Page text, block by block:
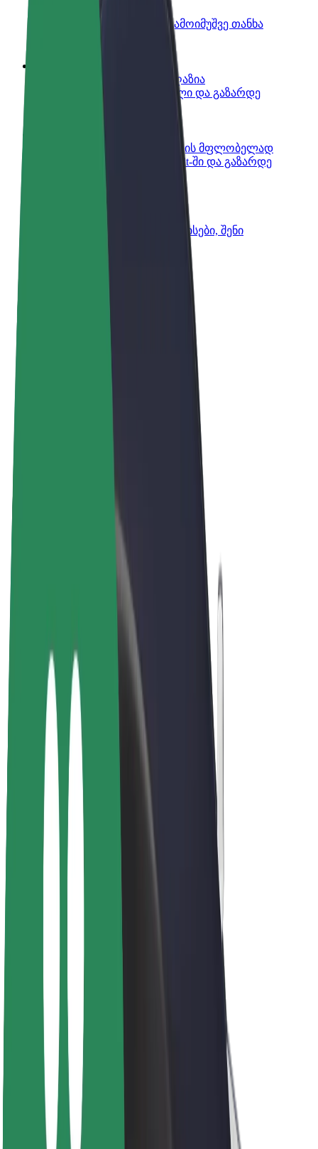
გახდი კურიერი
შეასრულე შეკვეთები და გამოიმუშვე თანხა
დაამატე რესტორანი ან მაღაზია
მოიზიდე მეტი მომხმარებელი და გაზარდე
დარეგისტრირდი ავტოპარკის მფლობელად
დაამატე შენი ავტოპარკი Bolt-ში და გაზარდე
Bolt-ის პროდუქტები და სერვისები, შენი
გამოიმუშავე Bolt-თან ერთად
მძღოლები
მძღოლის შემოსავლები
კურიერები
კურიერის შემოსავლები
Bolt Food პარტნიორები
ავტოპარკები
ფრენჩაიზი
ბლოგი
სიახლეები
ბრენდის გზამკვლევი
მისია
ინვესტორებთან ურთიერთობა
ლიდერობა